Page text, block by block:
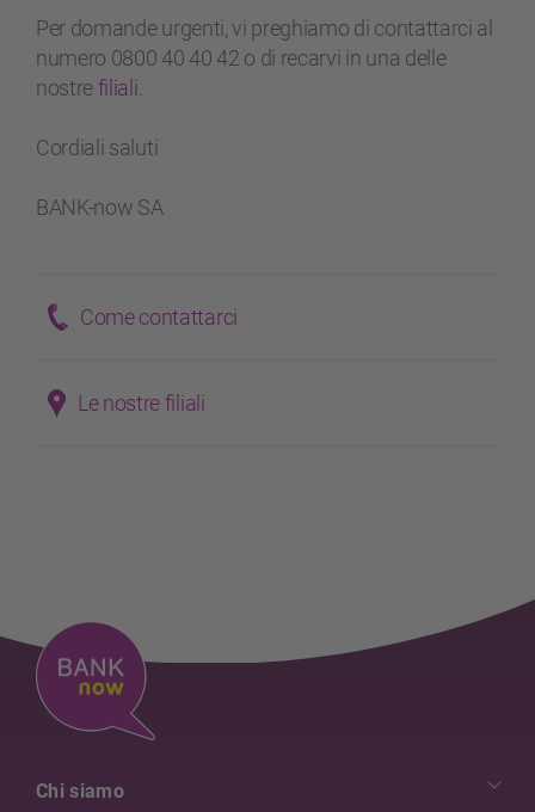
Per domande urgenti, vi preghiamo di contattarci al
numero 0800 40 40 42 o di recarvi in una delle
nostrefiliali
Cordiali saluti
BANK-now SA
Come contattarci
Le nostre filiali
Chi siamo